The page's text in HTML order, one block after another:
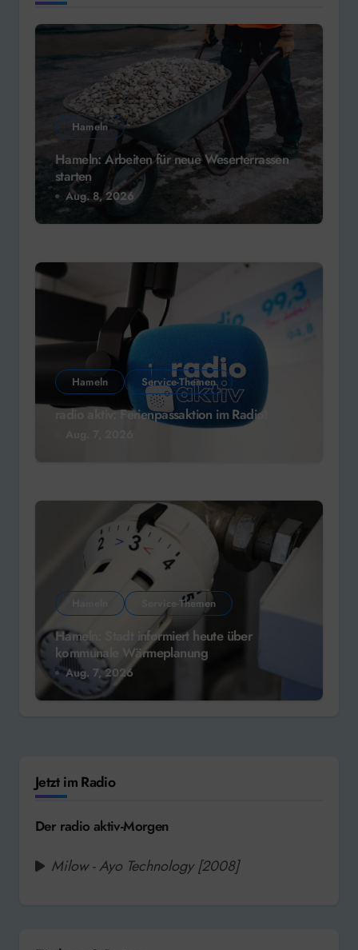
Hameln
Hameln: Arbeiten für neue Weserterrassen
starten
Aug. 8, 2026
Hameln Service-Themen
radio aktiv: Ferienpassaktion im Radio!
Service-Themen
Hameln: Stadt informiert heute über
kommunale Wärmeplanung
Aug. 7, 2026
Jetzt im Radio
Der radio aktiv-Morgen
Milow - Ayo Technology [2008]